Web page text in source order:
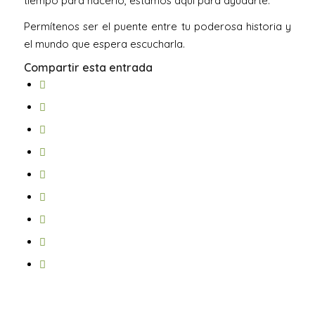
Permítenos ser el puente entre tu poderosa historia y
el mundo que espera escucharla.
Compartir esta entrada